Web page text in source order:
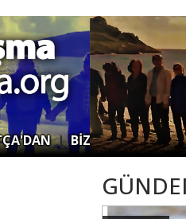
|BİZ